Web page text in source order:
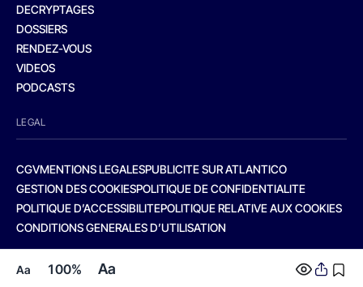
Aa 100% Aa
DECRYPTAGES
DOSSIERS
RENDEZ-VOUS
VIDEOS
PODCASTS
LEGAL
CGVMENTIONS LEGALESPUBLICITE SUR ATLANTICO
GESTION DES COOKIESPOLITIQUE DE CONFIDENTIALITE
POLITIQUE D’ACCESSIBILITEPOLITIQUE RELATIVE AUX COOKIES
CONDITIONS GENERALES D’UTILISATION